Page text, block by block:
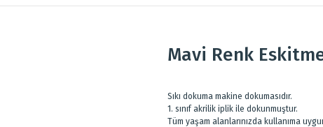
Mavi Renk
Sıkı dokuma makine dokumasıdır.
1. sınıf akrilik iplik ile dokunmuştur.
Tüm yaşam alanlarınızda kullanıma